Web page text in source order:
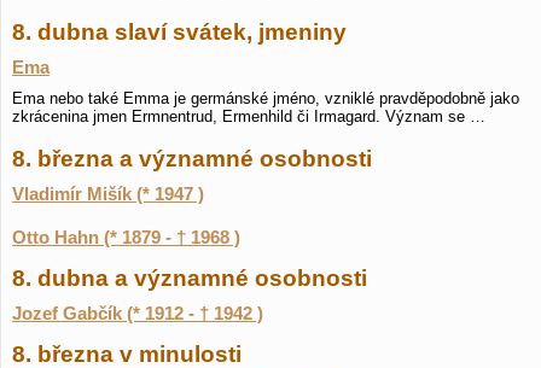
8. dubna slaví svátek, jmeniny
Ema
Ema nebo také Emma je germánské jméno, vzniklé pravděpodobně jako
zkrácenina jmen Ermnentrud, Ermenhild či Irmagard. Význam se …
8. března a významné osobnosti
Vladimír Mišík (* 1947 )
Otto Hahn (* 1879 - † 1968 )
8. dubna a významné osobnosti
Jozef Gabčík (* 1912 - † 1942 )
8. března v minulosti